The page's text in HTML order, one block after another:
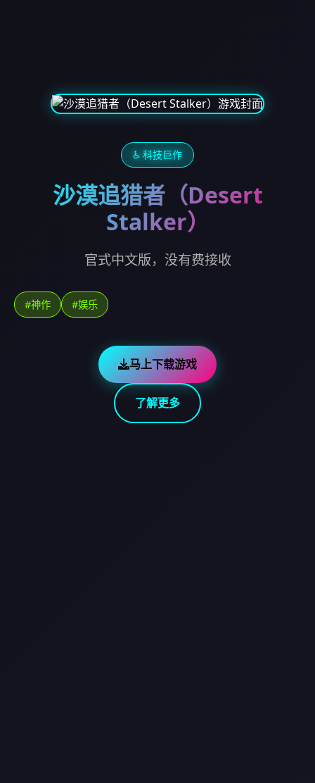
♿ 科技巨作
沙漠追猎者（Desert
Stalker）
官式中文版，没有费接收
#神作 #娱乐
马上下载游戏
了解更多